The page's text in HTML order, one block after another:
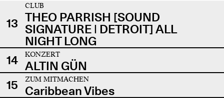
13
CLUB
THEO PARRISH [SOUND
SIGNATURE | DETROIT] ALL
NIGHT LONG
14
KONZERT
ALTIN GÜN
15
ZUM MITMACHEN
Caribbean Vibes